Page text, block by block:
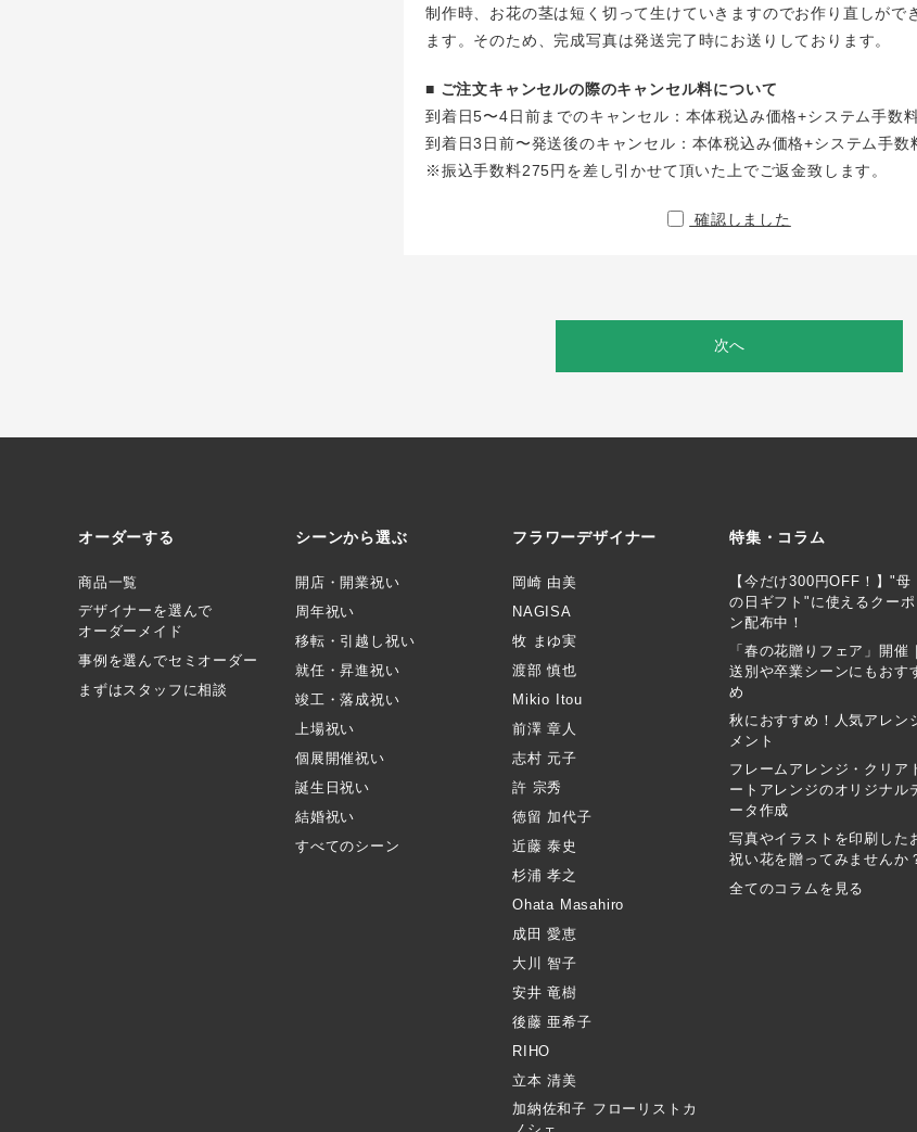
制作時、お花の茎は短く切って生けていきますのでお作り直しがで
ます。そのため、完成写真は発送完了時にお送りしております。
■ ご注文キャンセルの際のキャンセル料について
到着日5〜4日前までのキャンセル：本体税込み価格+システム手数
到着日3日前〜発送後のキャンセル：本体税込み価格+システム手数
※振込手数料275円を差し引かせて頂いた上でご返金致します。
確認しました
次へ
オーダーする
商品一覧
デザイナーを選んで
オーダーメイド
事例を選んでセミオーダー
まずはスタッフに相談
シーンから選ぶ
開店・開業祝い
周年祝い
移転・引越し祝い
就任・昇進祝い
竣工・落成祝い
上場祝い
個展開催祝い
誕生日祝い
結婚祝い
すべてのシーン
フラワーデザイナー
岡崎 由美
NAGISA
牧 まゆ実
渡部 慎也
Mikio Itou
前澤 章人
志村 元子
許 宗秀
徳留 加代子
近藤 泰史
杉浦 孝之
Ohata Masahiro
成田 愛恵
大川 智子
安井 竜樹
後藤 亜希子
RIHO
立本 清美
加納佐和子 フローリストカ
特集・コラム
【今だけ300円OFF！】"母
の日ギフト"に使えるクーポ
ン配布中！
「春の花贈りフェア」開催｜
送別や卒業シーンにもおす
め
秋におすすめ！人気アレン
メント
フレームアレンジ・クリア
ートアレンジのオリジナル
ータ作成
写真やイラストを印刷した
祝い花を贈ってみませんか
全てのコラムを見る